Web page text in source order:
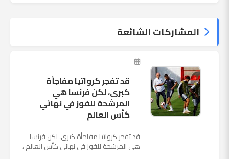
المشاركات الشائعة
قد تفجر كرواتيا مفاجأة
كبرى، لكن فرنسا هي
المرشحة للفوز في نهائي
كأس العالم
قد تفجر كرواتيا مفاجأة كبرى، لكن فرنسا
هي المرشحة للفوز في نهائي كأس العالم ،